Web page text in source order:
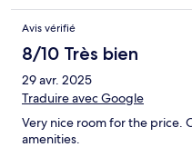
Avis vérifié
8/10 Très bien
29 avr. 2025
Traduire avec Google
Very nice room for the price.
amenities.